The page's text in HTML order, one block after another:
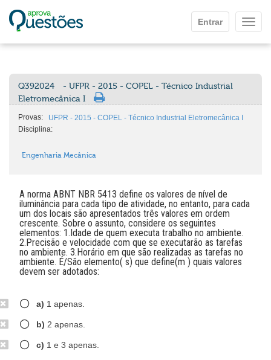
Entrar
Q392024
- UFPR - 2015 - COPEL - Técnico Industrial
Eletromecânica I
Provas:
UFPR - 2015 - COPEL - Técnico Industrial Eletromecânica I
Disciplina:
Engenharia Mecânica
A norma ABNT NBR 5413 define os valores de nível de
iluminância para cada tipo de atividade, no entanto, para cada
um dos locais são apresentados três valores em ordem
crescente. Sobre o assunto, considere os seguintes
elementos: 1.Idade de quem executa trabalho no ambiente.
2.Precisão e velocidade com que se executarão as tarefas
no ambiente. 3.Horário em que são realizadas as tarefas no
ambiente. É/São elemento( s) que define(m ) quais valores
devem ser adotados:
a) 1 apenas.
b) 2 apenas.
c) 1 e 3 apenas.